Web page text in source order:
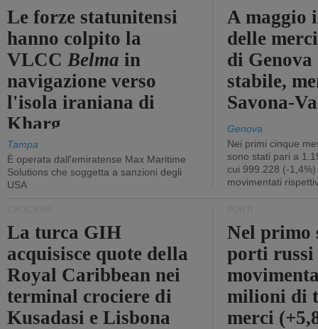
Le forze statunitensi
hanno colpito la
VLCCBelma in
navigazione verso
l'isola iraniana di
Kharg
Tampa
È operata dall'emiratense Max Maritime
Solutions che soggetta a sanzioni degli
USA
A maggio
delle
di
stabile,
Savona-
Genova
Nei primi cinque
sono stati pari a
cui 999.228 (-
movimentati
La turca GIH
acquisisce quote della
Royal Caribbean nei
terminal crociere di
Kusadasi e Lisbona
Nel primo
porti russi
milioni di
merci